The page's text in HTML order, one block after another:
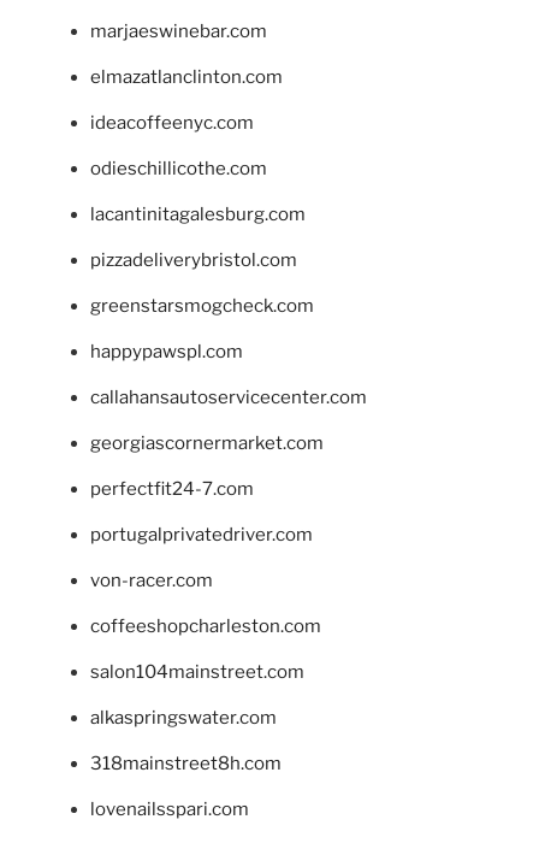
marjaeswinebar.com
elmazatlanclinton.com
ideacoffeenyc.com
odieschillicothe.com
lacantinitagalesburg.com
pizzadeliverybristol.com
greenstarsmogcheck.com
happypawspl.com
callahansautoservicecenter.com
georgiascornermarket.com
perfectfit24-7.com
portugalprivatedriver.com
von-racer.com
coffeeshopcharleston.com
salon104mainstreet.com
alkaspringswater.com
318mainstreet8h.com
lovenailsspari.com